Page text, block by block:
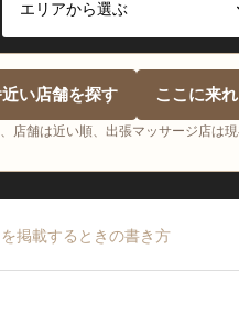
エリアから選ぶ
い店舗を探す ここに来
店舗は近い順、出張マッサージ店は
掲載するときの書き方